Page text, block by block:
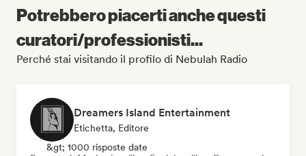
Potrebbero piacerti anche questi
curatori/professionisti...
Perché stai visitando il profilo di Nebulah Radio
Dreamers Island Entertainment
Etichetta, Editore
&gt; 1000 risposte date